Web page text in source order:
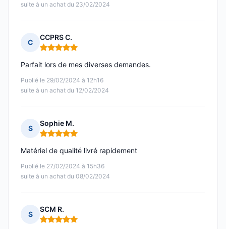
suite à un achat du 23/02/2024
C
CCPRS C.
Note : 5 sur 5
Publié le 29/02/2024 à 12h16
suite à un achat du 12/02/2024
Parfait lors de mes diverses demandes.
S
Sophie M.
Note : 5 sur 5
Publié le 27/02/2024 à 15h36
suite à un achat du 08/02/2024
Matériel de qualité livré rapidement
S
SCM R.
Note : 5 sur 5